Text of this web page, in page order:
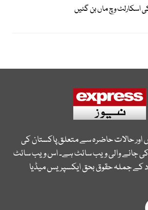
اسکارلٹ وچ ماں بن گئیں
اور حالات حاضرہ سے متعلق پاکستان کی
جانے والی ویب سائٹ ہے۔ اس ویب سائٹ
کے جملہ حقوق بحق ایکسپریس میڈیا